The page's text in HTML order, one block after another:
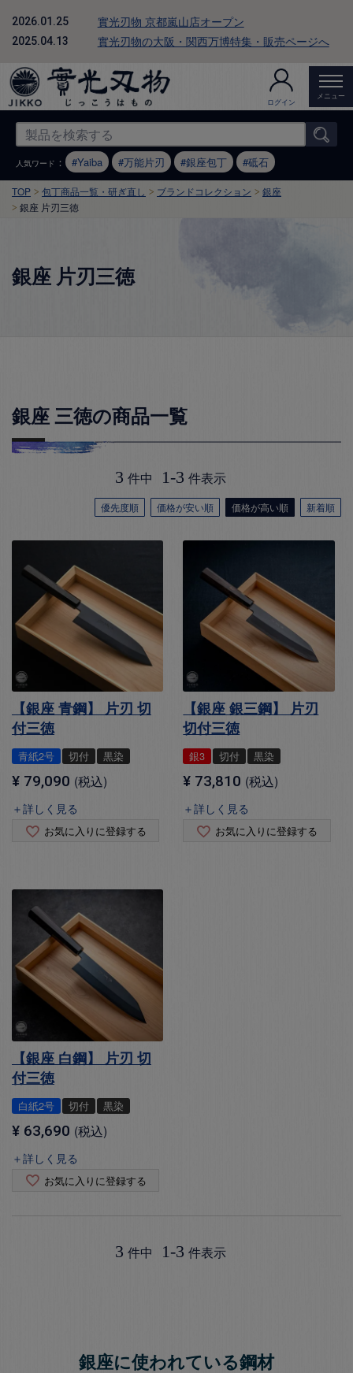
2026.01.25 實光刃物 京都嵐山店オープン
2025.04.13 實光刃物の大阪・関西万博特集・販売ページへ
ログイン
メニュー
人気ワード ： Yaiba 万能片刃 銀座包丁 砥石
TOP 包丁商品一覧・研ぎ直し ブランドコレクション
銀座
銀座 片刃三徳
銀座 片刃三徳
銀座 三徳の商品一覧
優先度順 価格が安い順 価格が高い順 新着順
3 件中 1-3 件表示
【銀座 青鋼】 片刃 切
付三徳
青紙2号 切付 黒染
¥ 79,090 税込
＋詳しく見る
お気に入りに登録する
【銀座 銀三鋼】 片刃
切付三徳
銀3 切付 黒染
¥ 73,810 税込
＋詳しく見る
お気に入りに登録する
【銀座 白鋼】 片刃 切
付三徳
白紙2号 切付 黒染
¥ 63,690 税込
＋詳しく見る
お気に入りに登録する
3 件中 1-3 件表示
銀座に使われている鋼材